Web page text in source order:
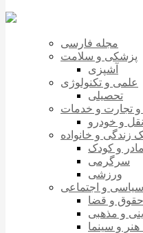
مجله فارسی
پزشکی و سلامت
آشپزی
علمی و تکنولوژی
تحصیلی
تجارت و خدمات
و خودرو
زندگی و خانواده
و کودک
سرگرمی
ورزشی
سیاسی و اجتماعی
حقوق و قضا
و مذهبی
و سینما